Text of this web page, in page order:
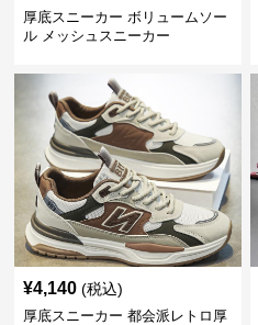
厚底スニーカー ボリュームソー
ル メッシュスニーカー
¥4,140 (税込)
厚底スニーカー 都会派レトロ厚